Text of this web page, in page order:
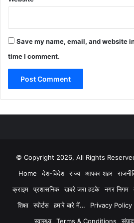
Save my name, email, and website
time I comment.
© Copyright 2026, All Rights
Home
देश-विदेश राज्य आपका शहर
क्राइम
प्रशासनिक खबरे जरा हटके नगर निगम
शिक्षा
स्पोर्टस हमारे बारे में… Privacy Policy
स्वास्थ्य
Terms & Conditions